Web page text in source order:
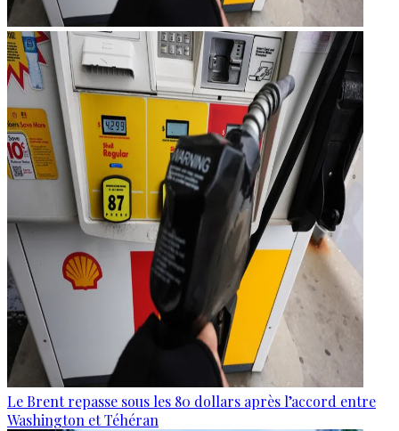
Le Brent repasse sous les 80 dollars après l’accord entre
Washington et Téhéran